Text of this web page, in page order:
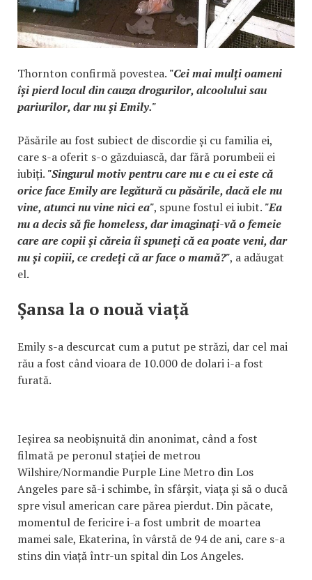
Thornton confirmă povestea. "Cei mai mulți oameni
își pierd locul din cauza drogurilor, alcoolului sau
pariurilor, dar nu și Emily."
Păsările au fost subiect de discordie și cu familia ei,
care s-a oferit s-o găzduiască, dar fără porumbeii ei
iubiți. "Singurul motiv pentru care nu e cu ei este că
orice face Emily are legătură cu păsările, dacă ele nu
vine, atunci nu vine nici ea", spune fostul ei iubit. "Ea
nu a decis să fie homeless, dar imaginați-vă o femeie
care are copii și căreia îi spuneți că ea poate veni, dar
nu și copiii, ce credeți că ar face o mamă?", a adăugat
el.
Șansa la o nouă viață
Emily s-a descurcat cum a putut pe străzi, dar cel mai
rău a fost când vioara de 10.000 de dolari i-a fost
furată.
Ieșirea sa neobișnuită din anonimat, când a fost
filmată pe peronul stației de metrou
Wilshire/Normandie Purple Line Metro din Los
Angeles pare să-i schimbe, în sfârșit, viața și să o ducă
spre visul american care părea pierdut. Din păcate,
momentul de fericire i-a fost umbrit de moartea
mamei sale, Ekaterina, în vârstă de 94 de ani, care s-a
stins din viață într-un spital din Los Angeles.